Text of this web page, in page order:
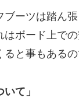
ブーツは踏ん
はボード上で
ると事もある
いて」